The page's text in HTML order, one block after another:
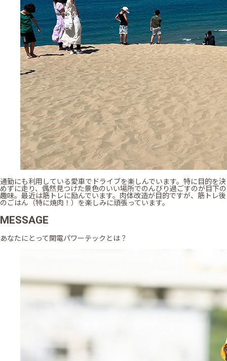
通勤にも利用している愛車でドライブを楽しんでいます。特に目的を決
めずに走り、偶然見つけた景色のいい場所でのんびり過ごすのが目下の
趣味。最近は筋トレに励んでいます。肉体改造が目的ですが、筋トレ後
のごはん（特に焼肉！）を楽しみに頑張っています。
MESSAGE
あなたにとって関電パワーテックとは？